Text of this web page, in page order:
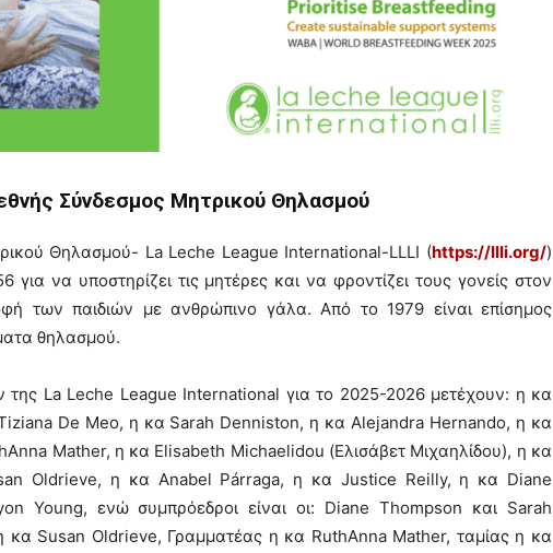
Σύνδεσμος Μητρικού Θηλασμού
Θηλασμού- La Leche League International-LLLI (https://llli.org/)
για να υποστηρίζει τις μητέρες και να φροντίζει τους γονείς στον
των παιδιών με ανθρώπινο γάλα. Από το 1979 είναι επίσημος
θηλασμού.
της La Leche League International για το 2025-2026 μετέχουν: η κα
De Meo, η κα Sarah Denniston, η κα Alejandra Hernando, η κα
Mather, η κα Elisabeth Michaelidou (Ελισάβετ Μιχαηλίδου), η κα
Oldrieve, η κα Anabel Párraga, η κα Justice Reilly, η κα Diane
Young, ενώ συμπρόεδροι είναι οι: Diane Thompson και Sarah
κα Susan Oldrieve, Γραμματέας η κα RuthAnna Mather, ταμίας η κα